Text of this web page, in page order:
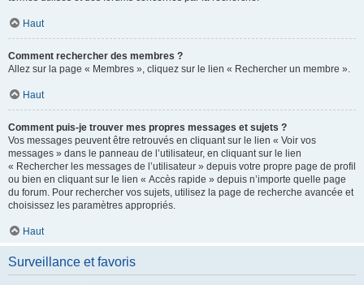
Haut
Comment rechercher des membres ?
Allez sur la page « Membres », cliquez sur le lien « Rechercher un membre ».
Haut
Comment puis-je trouver mes propres messages et sujets ?
Vos messages peuvent être retrouvés en cliquant sur le lien « Voir vos
messages » dans le panneau de l’utilisateur, en cliquant sur le lien
« Rechercher les messages de l’utilisateur » depuis votre propre page de profil
ou bien en cliquant sur le lien « Accès rapide » depuis n’importe quelle page
du forum. Pour rechercher vos sujets, utilisez la page de recherche avancée et
choisissez les paramètres appropriés.
Haut
Surveillance et favoris